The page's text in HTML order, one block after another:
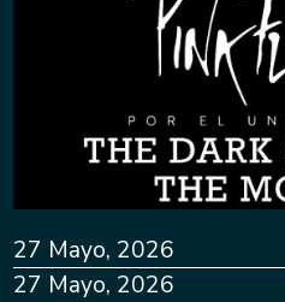
27 Mayo, 2026
27 Mayo, 2026